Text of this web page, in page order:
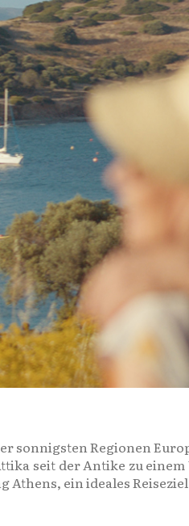
sonnigsten Regionen
seit der Antike zu
ein ideales